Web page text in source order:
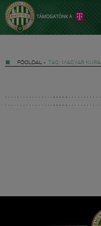
FŐOLDAL » TAG: MAGYAR KUPA
Hírek